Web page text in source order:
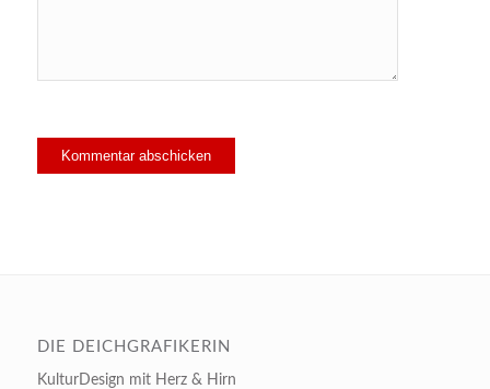
DIE DEICHGRAFIKERIN
KulturDesign mit Herz & Hirn